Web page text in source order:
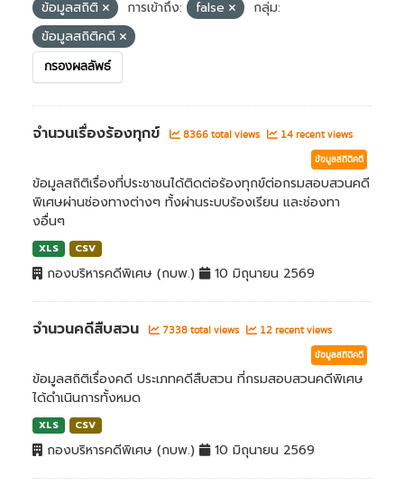
ข้อมูลสถิติ
การเข้าถึง: false
กลุ่ม:
ข้อมูลสถิติคดี
กรองผลลัพธ์
จำนวนเรื่องร้องทุกข์ 8366 total views 14 recent views
ข้อมูลสถิติคดี
ข้อมูลสถิติเรื่องที่ประชาชนได้ติดต่อร้องทุกข์ต่อกรมสอบสวนคดี
พิเศษผ่านช่องทางต่างๆ ทั้งผ่านระบบร้องเรียน และช่องทา
งอื่นๆ
XLS CSV
กองบริหารคดีพิเศษ (กบพ.) 10 มิถุนายน 2569
จำนวนคดีสืบสวน 7338 total views 12 recent views
ข้อมูลสถิติคดี
ข้อมูลสถิติเรื่องคดี ประเภทคดีสืบสวน ที่กรมสอบสวนคดีพิเศษ
ได้ดำเนินการทั้งหมด
XLS CSV
กองบริหารคดีพิเศษ (กบพ.) 10 มิถุนายน 2569